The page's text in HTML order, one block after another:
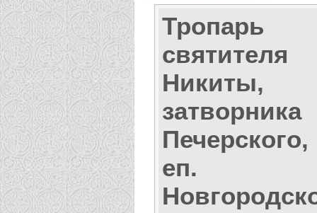
Тропарь
святителя
Никиты,
затворника
Печерского,
еп.